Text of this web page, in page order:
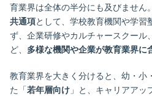
育業界は全体の半分にも及びません。
共通項として、学校教育機関や学習
ず、企業研修やカルチャースクール
ど、 多様な機関や企業が教育業界に
教育業界を大きく分けると、幼・小
た「若年層向け 」と、キャリアアッ